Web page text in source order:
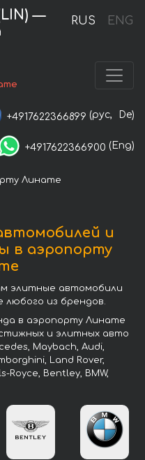
RUS ENG
—
+4917622366899 (рус, De)
+4917622366900 (Eng)
Линате
и
в аэропорту
элитные автомобили
из брендов.
в аэропорту Линате
и элитных авто
Maybach, Audi,
Land Rover,
Royce, Bentley, BMW,